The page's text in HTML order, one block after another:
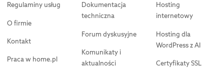
Regulaminy usług
O firmie
Kontakt
Praca w home.pl
Dokumentacja
techniczna
Forum dyskusyjne
Komunikaty i
aktualności
Hosting
internetowy
Hosting dla
WordPress z AI
Certyfikaty SSL